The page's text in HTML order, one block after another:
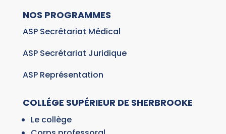
NOS PROGRAMMES
ASP Secrétariat Médical
ASP Secrétariat Juridique
ASP Représentation
COLLÉGE SUPÉRIEUR DE SHERBROOKE
Le collège